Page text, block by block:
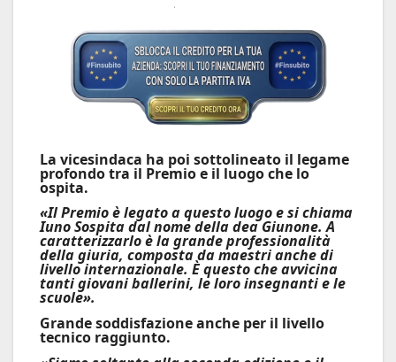
La vicesindaca ha poi sottolineato il legame
profondo tra il Premio e il luogo che lo
ospita.
«Il Premio è legato a questo luogo e si chiama
Iuno Sospita dal nome della dea Giunone. A
caratterizzarlo è la grande professionalità
della giuria, composta da maestri anche di
livello internazionale. È questo che avvicina
tanti giovani ballerini, le loro insegnanti e le
scuole».
Grande soddisfazione anche per il livello
tecnico raggiunto.